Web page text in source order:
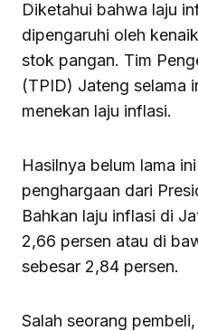
Diketahui bahwa laju
dipengaruhi oleh
stok pangan. Tim
(TPID) Jateng selama
menekan laju inflasi.
Hasilnya belum lama
penghargaan dari
Bahkan laju inflasi di
2,66 persen atau di
sebesar 2,84 persen.
Salah seorang